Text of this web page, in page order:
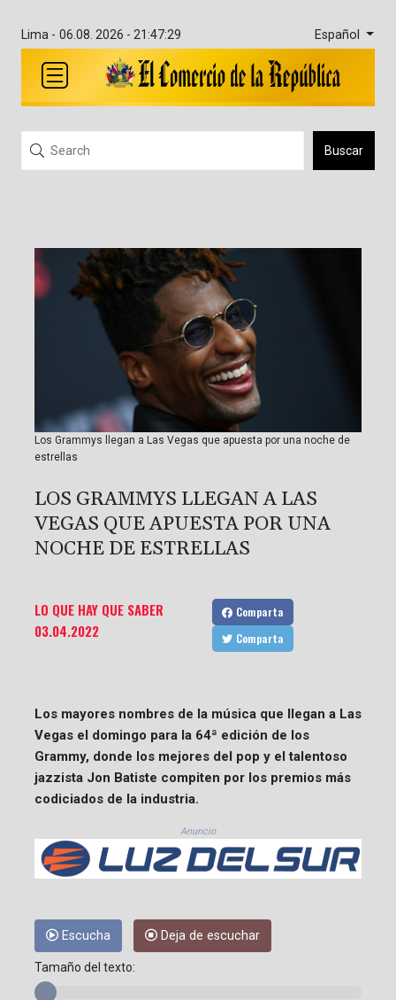
Lima - 06.08. 2026 - 21:47:29 Español
Buscar
Los Grammys llegan a Las Vegas que apuesta por una noche de
estrellas
LOS GRAMMYS LLEGAN A LAS
VEGAS QUE APUESTA POR UNA
NOCHE DE ESTRELLAS
LO QUE HAY QUE SABER
03.04.2022
Comparta
Comparta
Los mayores nombres de la música que llegan a Las
Vegas el domingo para la 64ª edición de los
Grammy, donde los mejores del pop y el talentoso
jazzista Jon Batiste compiten por los premios más
codiciados de la industria.
Anuncio
Escucha Deja de escuchar
Tamaño del texto: